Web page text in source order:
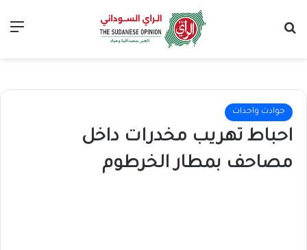
حوادث واحداث
احباط تهريب مخدرات داخل
مصاحف بمطار الخرطوم